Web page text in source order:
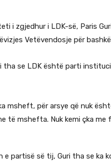
i zgjedhur i LDK-së, Paris
Vetëvendosje për
tha se LDK është parti
msheft, për arsye që nuk
të mshefta. Nuk kemi çka
e partisë së tij, Guri tha se ka